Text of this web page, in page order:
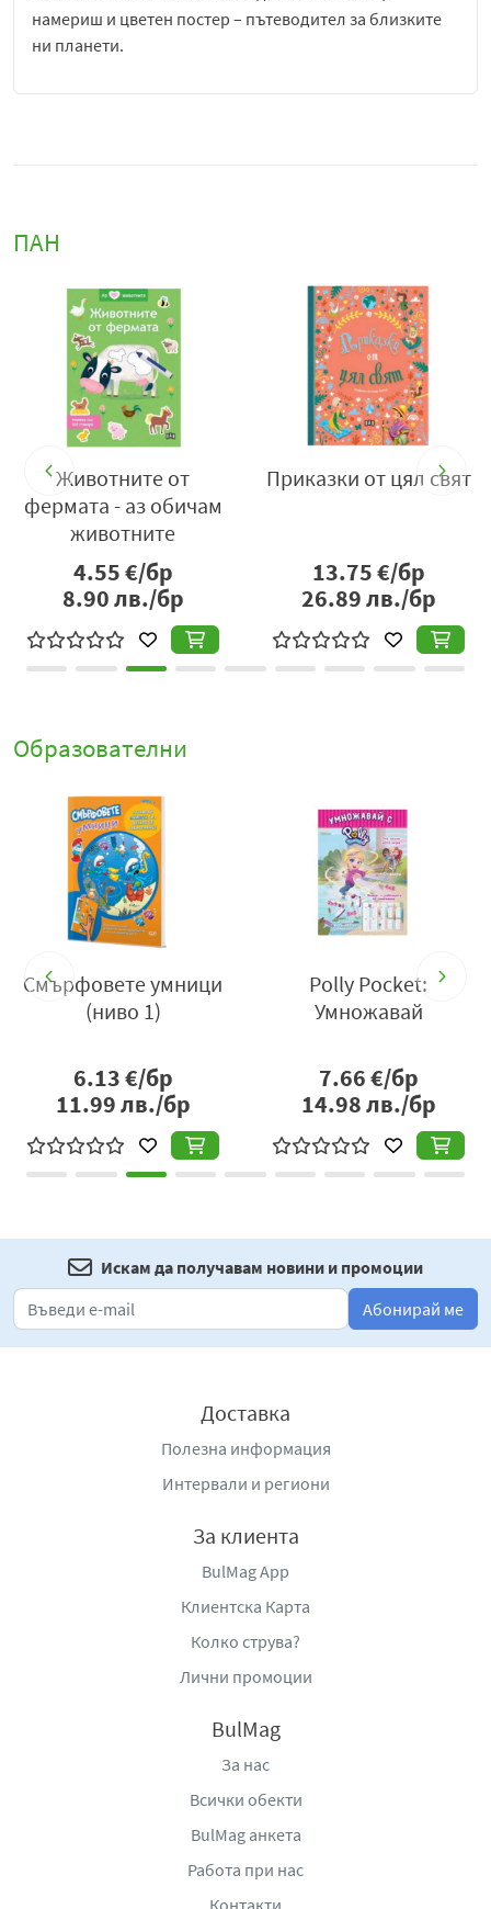
намериш и цветен постер – пътеводител за близките
ни планети.
ПАН
Животните от
фермата - аз обичам
животните
4.55€/бр
8.90лв./бр
Приказки от цял свят
13.75€/бр
26.89лв./бр
Образователни
Смърфовете умници
(ниво 1)
6.13€/бр
11.99лв./бр
Polly Pocket:
Умножавай
7.66€/бр
14.98лв./бр
Искам да получавам новини и промоции
Абонирай ме
Доставка
Полезна информация
Интервали и региони
За клиента
BulMag App
Клиентска Карта
Колко струва?
Лични промоции
BulMag
За нас
Всички обекти
BulMag анкета
Работа при нас